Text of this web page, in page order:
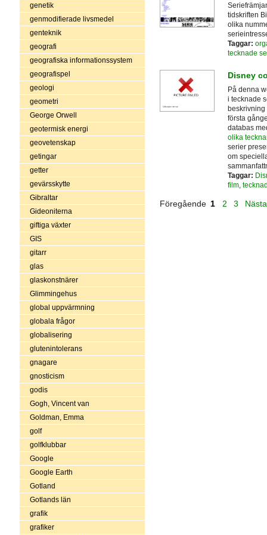
genetik
genmodifierade livsmedel
genteknik
geografi
geografiska informationssystem
geografispel
geologi
geometri
George Orwell
geotermisk energi
geovetenskap
getingar
getter
gevärsskytte
Gibraltar
Gideoniterna
giftiga växter
GIS
gitarr
glas
glaskonstnärer
Glimmingehus
global uppvärmning
globala frågor
globalisering
glutenintolerans
gnagare
gnosticism
godis
Gogh, Vincent van
Goldman, Emma
golf
golfklubbar
Google
Google Earth
Gotland
Gotlands län
grafik
grafiker
tidskriften
olika
Taggar:
tecknade
Disney
På denna
i tecknade
beskrivning
första
databas
olika
serier
om
Taggar:
film,
Föregående 1 2 3